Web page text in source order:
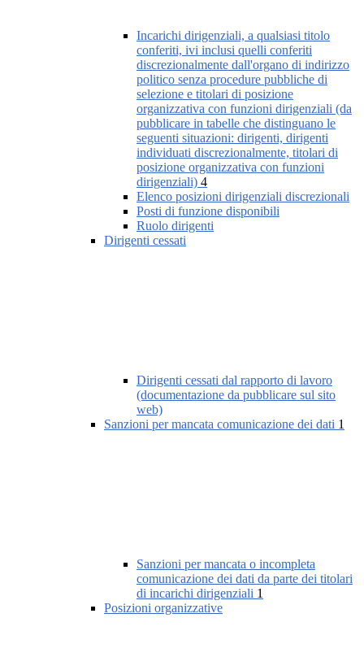
Incarichi dirigenziali, a qualsiasi titolo
conferiti, ivi inclusi quelli conferiti
discrezionalmente dall'organo di indirizzo
politico senza procedure pubbliche di
selezione e titolari di posizione
organizzativa con funzioni dirigenziali (da
pubblicare in tabelle che distinguano le
seguenti situazioni: dirigenti, dirigenti
individuati discrezionalmente, titolari di
posizione organizzativa con funzioni
dirigenziali) 4
Elenco posizioni dirigenziali discrezionali
Posti di funzione disponibili
Ruolo dirigenti
Dirigenti cessati
Dirigenti cessati dal rapporto di lavoro
(documentazione da pubblicare sul sito
web)
Sanzioni per mancata comunicazione dei dati 1
Sanzioni per mancata o incompleta
comunicazione dei dati da parte dei titolari
di incarichi dirigenziali 1
Posizioni organizzative